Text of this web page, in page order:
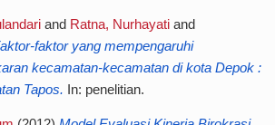
and Ratna, Nurhayatiand
faktor yang mempengaruhi
kecamatan-kecamatan di kota Depok :
Tapos. In: penelitian.